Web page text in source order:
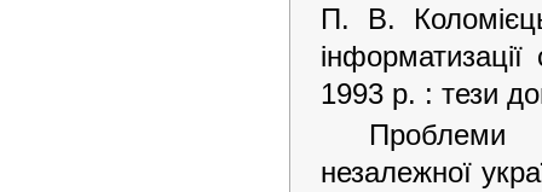
П. В.
1993 р. : тези
Проблеми
незалежної